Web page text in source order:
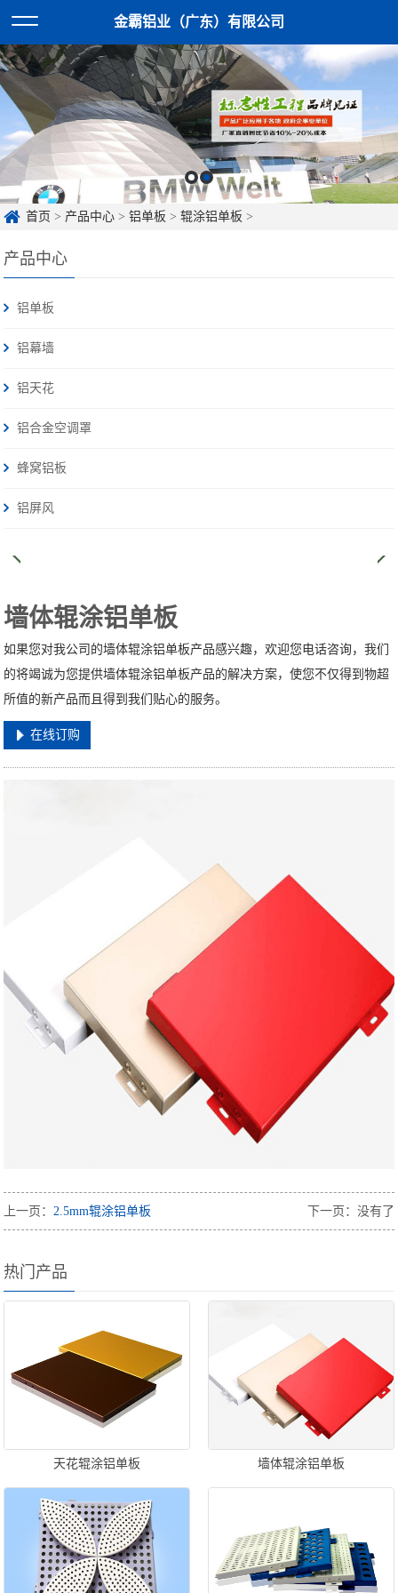
金霸铝业（广东）有限公司
首页 > 产品中心 >铝单板 >辊涂铝单板 >
产品中心
铝单板
铝幕墙
铝天花
铝合金空调罩
蜂窝铝板
铝屏风
墙体辊涂铝单板
如果您对我公司的墙体辊涂铝单板产品感兴趣，欢迎您电话咨询，我们
的将竭诚为您提供墙体辊涂铝单板产品的解决方案，使您不仅得到物超
所值的新产品而且得到我们贴心的服务。
在线订购
上一页：2.5mm辊涂铝单板 下一页：没有了
热门产品
天花辊涂铝单板 墙体辊涂铝单板